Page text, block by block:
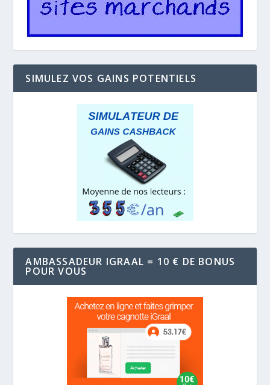
SIMULEZ VOS GAINS POTENTIELS
AMBASSADEUR IGRAAL = 10 € DE BONUS
POUR VOUS